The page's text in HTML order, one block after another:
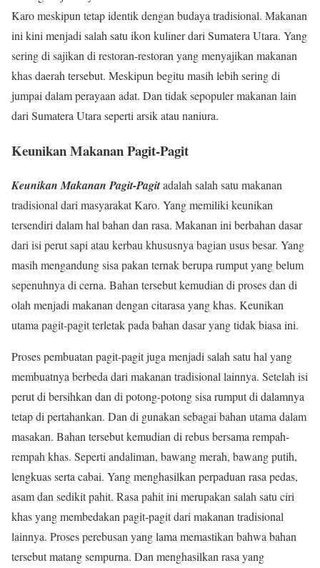
Karo meskipun tetap identik dengan budaya tradisional. Makanan
ini kini menjadi salah satu ikon kuliner dari Sumatera Utara. Yang
sering di sajikan di restoran-restoran yang menyajikan makanan
khas daerah tersebut. Meskipun begitu masih lebih sering di
jumpai dalam perayaan adat. Dan tidak sepopuler makanan lain
dari Sumatera Utara seperti arsik atau naniura.
Keunikan Makanan Pagit-Pagit
Keunikan Makanan Pagit-Pagitadalah salah satu makanan
tradisional dari masyarakat Karo. Yang memiliki keunikan
tersendiri dalam hal bahan dan rasa. Makanan ini berbahan dasar
dari isi perut sapi atau kerbau khususnya bagian usus besar. Yang
masih mengandung sisa pakan ternak berupa rumput yang belum
sepenuhnya di cerna. Bahan tersebut kemudian di proses dan di
olah menjadi makanan dengan citarasa yang khas. Keunikan
utama pagit-pagit terletak pada bahan dasar yang tidak biasa ini.
Proses pembuatan pagit-pagit juga menjadi salah satu hal yang
membuatnya berbeda dari makanan tradisional lainnya. Setelah isi
perut di bersihkan dan di potong-potong sisa rumput di dalamnya
tetap di pertahankan. Dan di gunakan sebagai bahan utama dalam
masakan. Bahan tersebut kemudian di rebus bersama rempah-
rempah khas. Seperti andaliman, bawang merah, bawang putih,
lengkuas serta cabai. Yang menghasilkan perpaduan rasa pedas,
asam dan sedikit pahit. Rasa pahit ini merupakan salah satu ciri
khas yang membedakan pagit-pagit dari makanan tradisional
lainnya. Proses perebusan yang lama memastikan bahwa bahan
tersebut matang sempurna. Dan menghasilkan rasa yang